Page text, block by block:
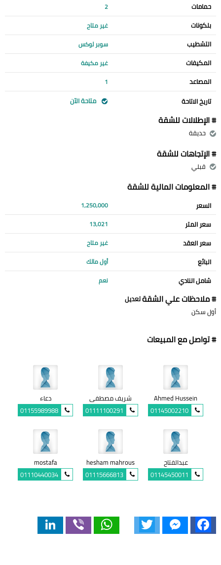
حمامات 2
بلكونات غير متاح
التشطيب سوبر لوكس
المكيفات غير مكيفة
المصاعد 1
تاريخ الاتاحة متاحة الآن
# الإطلالات للشقة
حديقة
# الإتجاهات للشقة
قبلي
# المعلومات المالية للشقة
السعر 1,250,000
سعر المتر 13,021
سعر العقد غير متاح
البائع أول مالك
شامل النادي نعم
# ملاحظات علي الشقةتعديل
أول سكن
# تواصل مع المبيعات
Ahmed Hussein
01145002210
شريف مصطفى
01111100291
دعاء
01155989988
عبدالفتاح
01145450011
hesham mahrous
01115666813
mostafa
01110440034
Facebook
Messenger
WhatsApp